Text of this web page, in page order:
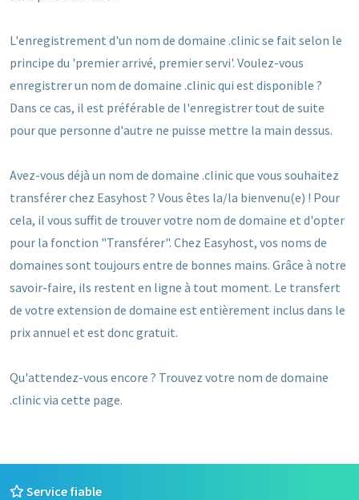
L'enregistrement d'un nom de domaine .clinic se fait selon le
principe du 'premier arrivé, premier servi'. Voulez-vous
enregistrer un nom de domaine .clinic qui est disponible ?
Dans ce cas, il est préférable de l'enregistrer tout de suite
pour que personne d'autre ne puisse mettre la main dessus.
Avez-vous déjà un nom de domaine .clinic que vous souhaitez
transférer chez Easyhost ? Vous êtes la/la bienvenu(e) ! Pour
cela, il vous suffit de trouver votre nom de domaine et d'opter
pour la fonction "Transférer". Chez Easyhost, vos noms de
domaines sont toujours entre de bonnes mains. Grâce à notre
savoir-faire, ils restent en ligne à tout moment. Le transfert
de votre extension de domaine est entièrement inclus dans le
prix annuel et est donc gratuit.
Qu'attendez-vous encore ? Trouvez votre nom de domaine
.clinic via cette page.
Service fiable